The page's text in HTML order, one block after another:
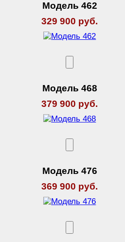
Модель 462
329 900 руб.
Модель 468
379 900 руб.
Модель 476
369 900 руб.